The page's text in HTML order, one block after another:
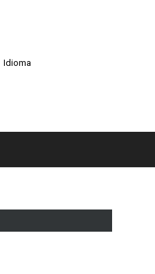
Idioma